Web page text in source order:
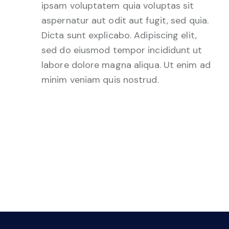
ipsam voluptatem quia voluptas sit
aspernatur aut odit aut fugit, sed quia.
Dicta sunt explicabo. Adipiscing elit,
sed do eiusmod tempor incididunt ut
labore dolore magna aliqua. Ut enim ad
minim veniam quis nostrud.